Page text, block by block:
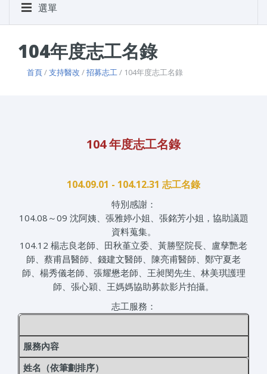
選單
104年度志工名錄
首頁/支持醫改 /招募志工/ 104年度志工名錄
104 年度志工名錄
104.09.01 - 104.12.31 志工名錄
特別感謝：
104.08～09 沈阿姨、張雅婷小姐、張銘芳小姐，協助議題
資料蒐集。
104.12 楊志良老師、田秋堇立委、黃勝堅院長、盧孳艷老
師、蔡甫昌醫師、錢建文醫師、陳亮甫醫師、鄭守夏老
師、楊秀儀老師、張耀懋老師、王昶閔先生、林美琪護理
師、張心穎、王媽媽協助募款影片拍攝。
志工服務：
服務內容
姓名（依筆劃排序）